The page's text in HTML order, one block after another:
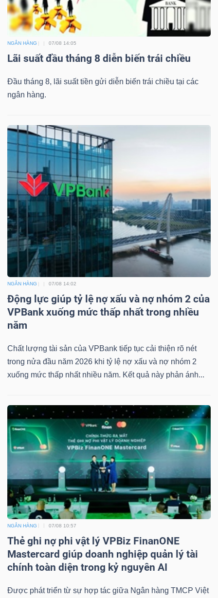
NGÂN HÀNG 07/08 14:05
Lãi suất đầu tháng 8 diễn biến trái chiều
Đầu tháng 8, lãi suất tiền gửi diễn biến trái chiều tại các
ngân hàng.
NGÂN HÀNG 07/08 14:02
Động lực giúp tỷ lệ nợ xấu và nợ nhóm 2 của
VPBank xuống mức thấp nhất trong nhiều
năm
Chất lượng tài sản của VPBank tiếp tục cải thiện rõ nét
trong nửa đầu năm 2026 khi tỷ lệ nợ xấu và nợ nhóm 2
xuống mức thấp nhất nhiều năm. Kết quả này phản ánh...
NGÂN HÀNG 07/08 10:57
Thẻ ghi nợ phi vật lý VPBiz FinanONE
Mastercard giúp doanh nghiệp quản lý tài
chính toàn diện trong kỷ nguyên AI
Được phát triển từ sự hợp tác giữa Ngân hàng TMCP Việt
vụ
(-)
Đào
Sách
tài
Công
cụ
đầu
Truyền
tài
chính
Dữ
liệu
tài